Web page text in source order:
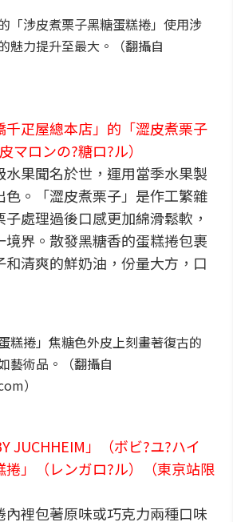
「涉皮煮栗子黑糖蛋糕捲」使用涉
魅力提升至最大。（翻攝自
千疋屋總本店」的「澀皮煮栗子
マロンの?糖ロ?ル）
果聞名於世，運用當季水果製
色。「澀皮煮栗子」是作工繁雜
處理過後口感更加綿滑鬆軟，
境界。散發黑糖香的蛋糕捲包裹
和清爽的鮮奶油，份量大方，口
糕捲」焦糖色外皮上刻畫著復古的
藝術品。（翻攝自
）
JUCHHEIM」（ボビ?ユ?ハイ
捲」（レンガロ?ル）（東京站限
裡包著原味或巧克力兩種口味